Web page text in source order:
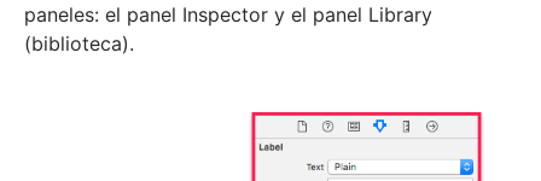
paneles: el panel Inspector y el panel Library
(biblioteca).